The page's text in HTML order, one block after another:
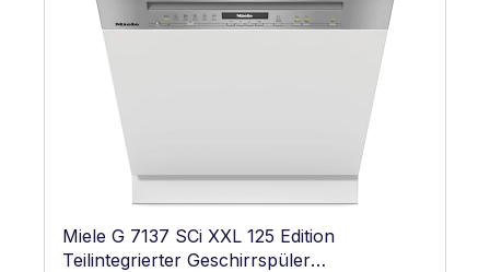
Miele G 7137 SCi XXL 125 Edition
Teilintegrierter Geschirrspüler